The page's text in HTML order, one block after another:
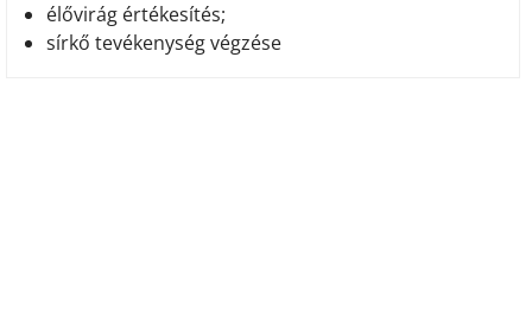
élővirág értékesítés;
sírkő tevékenység végzése